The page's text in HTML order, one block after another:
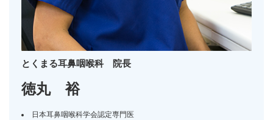
とくまる耳鼻咽喉科 院長
徳丸 裕
日本耳鼻咽喉科学会認定専門医